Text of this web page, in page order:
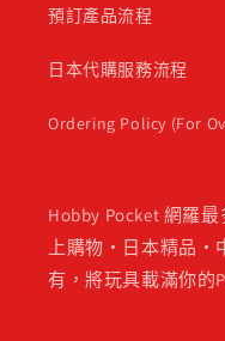
預訂產品流程
日本代購服務流程
Ordering Policy (For
Hobby Pocket 網羅
上購物・日本精品
有，將玩具載滿你的